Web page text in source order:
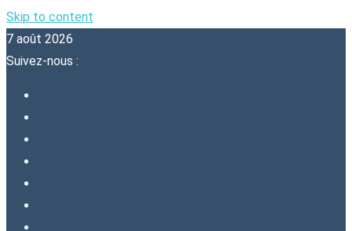
Skip to content
7 août 2026
Suivez-nous :